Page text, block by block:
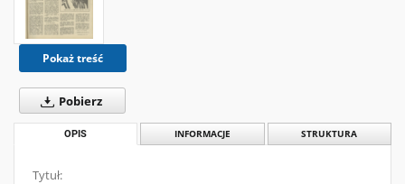
Pokaż treść
Pobierz
OPIS INFORMACJE STRUKTURA
Tytuł: